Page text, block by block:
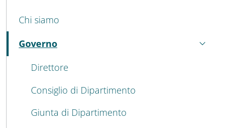
MENU CEV SECOND NAVIGATION
Chi siamo
Governo
Attivo
Direttore
Consiglio di Dipartimento
Giunta di Dipartimento